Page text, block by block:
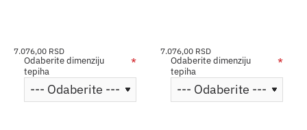
7.076,00 RSD
Odaberite dimenziju
tepiha
7.076,00 RSD
Odaberite dimenziju
tepiha